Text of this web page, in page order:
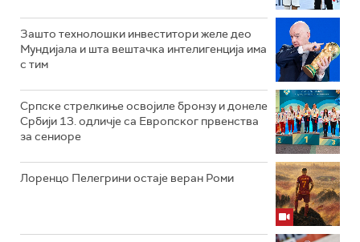
Зашто технолошки инвеститори желе део
Мундијала и шта вештачка интелигенција има
с тим
Српске стрелкиње освојиле бронзу и донеле
Србији 13. одличје са Европског првенства
за сениоре
Лоренцо Пелегрини остаје веран Роми